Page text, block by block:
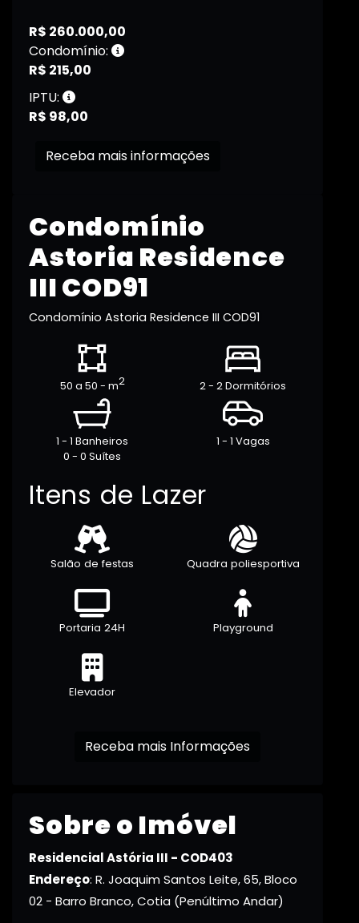
Condomínio
Astoria Residence
III COD91
Condomínio Astoria Residence III COD91
50 a 50 - m2 2 - 2 Dormitórios
1 - 1 Banheiros
0 - 0 Suítes
1 - 1 Vagas
Itens de Lazer
Salão de festas Quadra poliesportiva
Portaria 24H Playground
Elevador
Receba mais Informações
Sobre o Imóvel
Residencial Astória III - COD403
Endereço: R. Joaquim Santos Leite, 65, Bloco
02 - Barro Branco, Cotia (Penúltimo Andar)
R$ 260.000,00
Condomínio:
R$ 215,00
IPTU:
R$ 98,00
Receba mais informações